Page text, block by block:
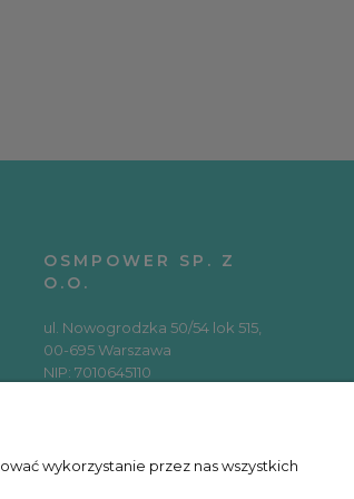
OSMPOWER SP. Z
O.O.
ul. Nowogrodzka 50/54 lok 515,
00-695 Warszawa
NIP: 7010645110
wykorzystanie przez nas wszystkich